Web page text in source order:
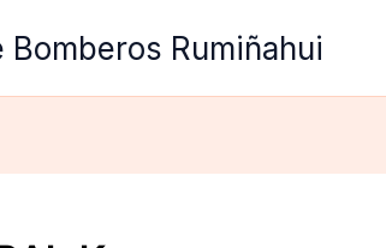
Bomberos Rumiñahui